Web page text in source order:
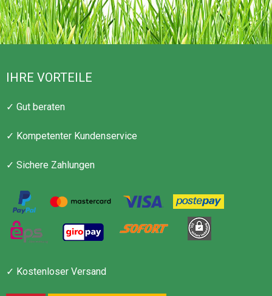
IHRE VORTEILE
✓ Gut beraten
✓ Kompetenter Kundenservice
✓ Sichere Zahlungen
✓ Kostenloser Versand